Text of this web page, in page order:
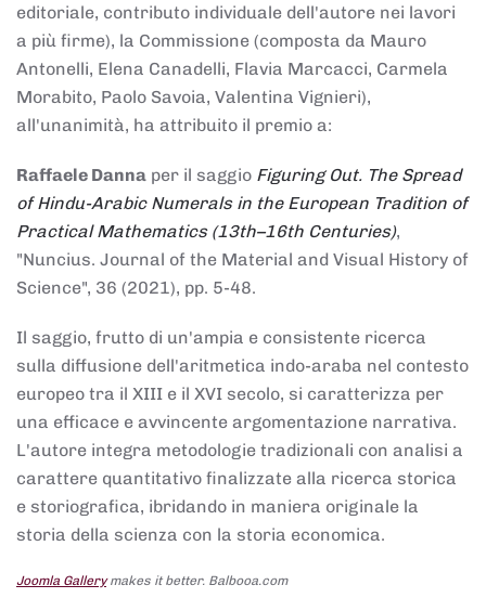
editoriale, contributo individuale dell'autore nei lavori
a più firme), la Commissione (composta da Mauro
Antonelli, Elena Canadelli, Flavia Marcacci, Carmela
Morabito, Paolo Savoia, Valentina Vignieri),
all'unanimità, ha attribuito il premio a:
Raffaele Danna per il saggio Figuring Out. The Spread
of Hindu-Arabic Numerals in the European Tradition of
Practical Mathematics (13th–16th Centuries),
"Nuncius. Journal of the Material and Visual History of
Science", 36 (2021), pp. 5-48.
Il saggio, frutto di un'ampia e consistente ricerca
sulla diffusione dell'aritmetica indo-araba nel contesto
europeo tra il XIII e il XVI secolo, si caratterizza per
una efficace e avvincente argomentazione narrativa.
L'autore integra metodologie tradizionali con analisi a
carattere quantitativo finalizzate alla ricerca storica
e storiografica, ibridando in maniera originale la
storia della scienza con la storia economica.
Joomla Gallerymakes it better. Balbooa.com